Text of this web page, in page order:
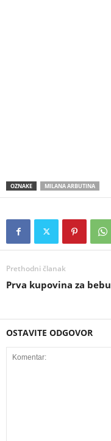
OZNAKE MILANA ARBUTINA
Prethodni članak
Prva kupovina za bebu
OSTAVITE ODGOVOR